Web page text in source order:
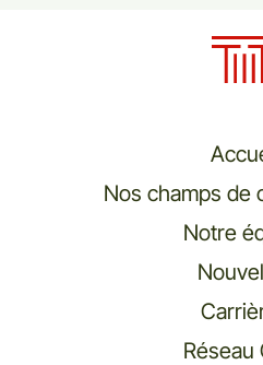
Nos champs de
Notre
Réseau